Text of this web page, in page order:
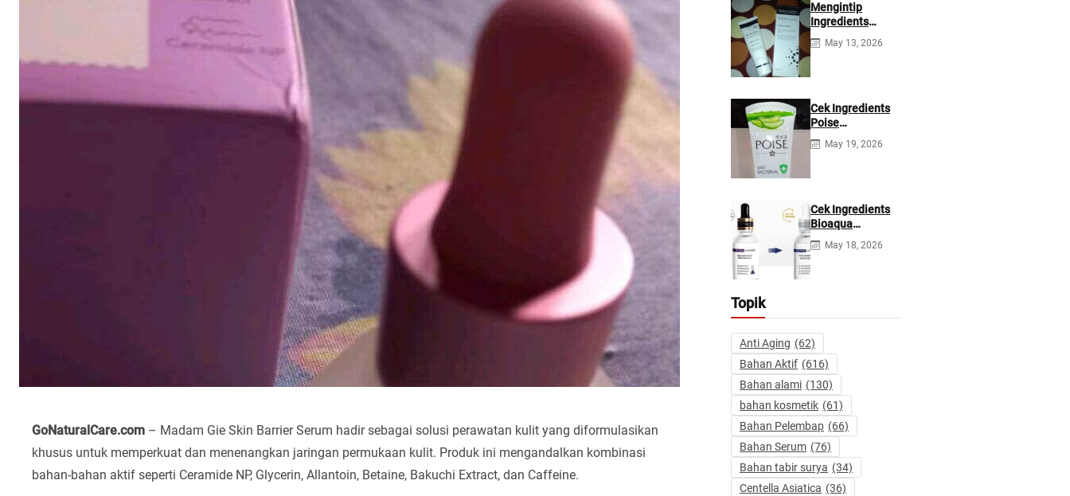
GoNaturalCare.com – Madam Gie Skin Barrier Serum hadir sebagai solusi perawatan kulit yang diformulasikan
khusus untuk memperkuat dan menenangkan jaringan permukaan kulit. Produk ini mengandalkan kombinasi
bahan-bahan aktif seperti Ceramide NP, Glycerin, Allantoin, Betaine, Bakuchi Extract, dan Caffeine.
Mengintip
Ingredients
Wardah White
Secret Night
May 13, 2026
Cek Ingredients
Poise
Antibacterial
Facial Foam
May 19, 2026
Cek Ingredients
Bioaqua
Hyaluronic acid
Serum
May 18, 2026
Topik
Anti Aging (62)
Bahan Aktif (616)
Bahan alami (130)
bahan kosmetik (61)
Bahan Pelembap (66)
Bahan Serum (76)
Bahan tabir surya (34)
Centella Asiatica (36)